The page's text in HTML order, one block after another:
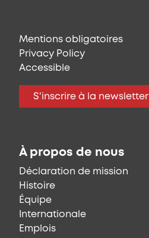
Mentions obligatoires
Privacy Policy
Accessible
S'inscrire à la newsletter
À propos de nous
Déclaration de mission
Histoire
Équipe
Internationale
Emplois